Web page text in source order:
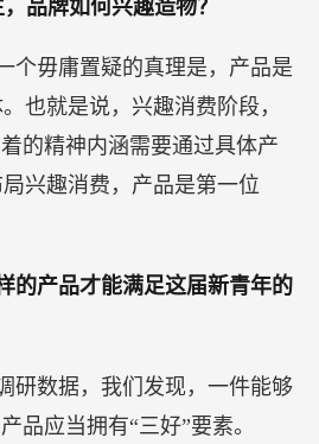
品牌如何兴趣造物？
个毋庸置疑的真理是，产品是
也就是说，兴趣消费阶段，
的精神内涵需要通过具体产
兴趣消费，产品是第一位
的产品才能满足这届新青年的
研数据，我们发现，一件能够
品应当拥有“三好”要素。